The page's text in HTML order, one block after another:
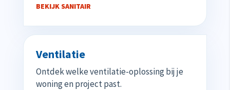
BEKIJK SANITAIR
Ventilatie
Ontdek welke ventilatie-oplossing bij je
woning en project past.